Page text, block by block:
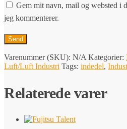
Gem mit navn, mail og websted i
jeg kommenterer.
Varenummer (SKU): N/A Kategorier:
Luft/Luft Industri Tags: indedel,
Relaterede varer